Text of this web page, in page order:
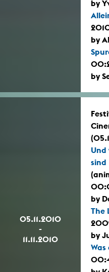
by
by
by
05.11.2010
-
11.11.2010
Und
sind
by
The
by
Was